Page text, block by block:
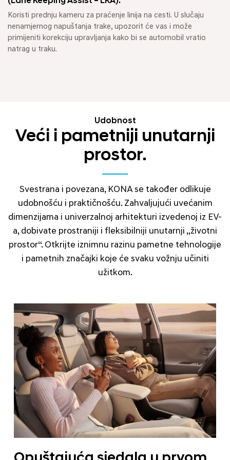
Koristi prednju kameru za praćenje linija na cesti. U slučaju
nenamjernog napuštanja trake, upozorit će vas i može
primijeniti korekciju upravljanja kako bi se automobil vratio
natrag u traku.
Udobnost
Veći i pametniji unutarnji
prostor.
Svestrana i povezana, KONA se također odlikuje
udobnošću i praktičnošću. Zahvaljujući uvećanim
dimenzijama i univerzalnoj arhitekturi izvedenoj iz EV-
a, dobivate prostraniji i fleksibilniji unutarnji „životni
prostor“. Otkrijte iznimnu razinu pametne tehnologije
i pametnih značajki koje će svaku vožnju učiniti
užitkom.